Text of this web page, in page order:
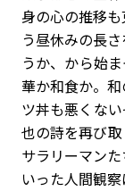
身の心の推移
う昼休みの長
うか、から始
華か和食か。
ツ丼も悪くない
也の詩を再び
サラリーマン
いった人間観察